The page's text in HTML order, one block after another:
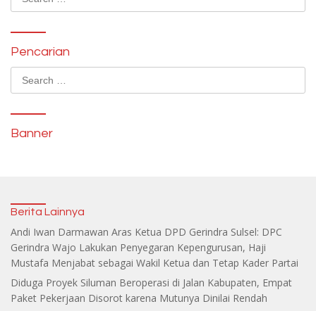
for:
Pencarian
Search
for:
Banner
Berita Lainnya
Andi Iwan Darmawan Aras Ketua DPD Gerindra Sulsel: DPC
Gerindra Wajo Lakukan Penyegaran Kepengurusan, Haji
Mustafa Menjabat sebagai Wakil Ketua dan Tetap Kader Partai
Diduga Proyek Siluman Beroperasi di Jalan Kabupaten, Empat
Paket Pekerjaan Disorot karena Mutunya Dinilai Rendah